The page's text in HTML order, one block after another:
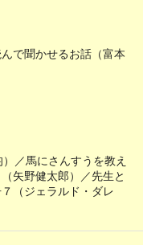
で聞かせるお話（富本
／馬にさんすうを教え
矢野健太郎）／先生と
（ジェラルド・ダレ